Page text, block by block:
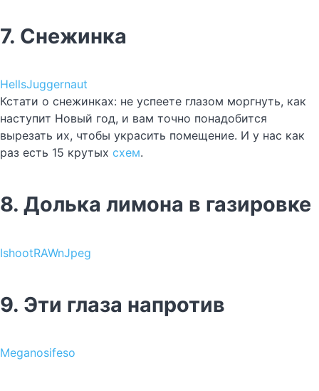
7. Снежинка
HellsJuggernaut
Кстати о снежинках: не успеете глазом моргнуть, как
наступит Новый год, и вам точно понадобится
вырезать их, чтобы украсить помещение. И у нас как
раз есть 15 крутых схем.
8. Долька лимона в газировке
IshootRAWnJpeg
9. Эти глаза напротив
Meganosifeso